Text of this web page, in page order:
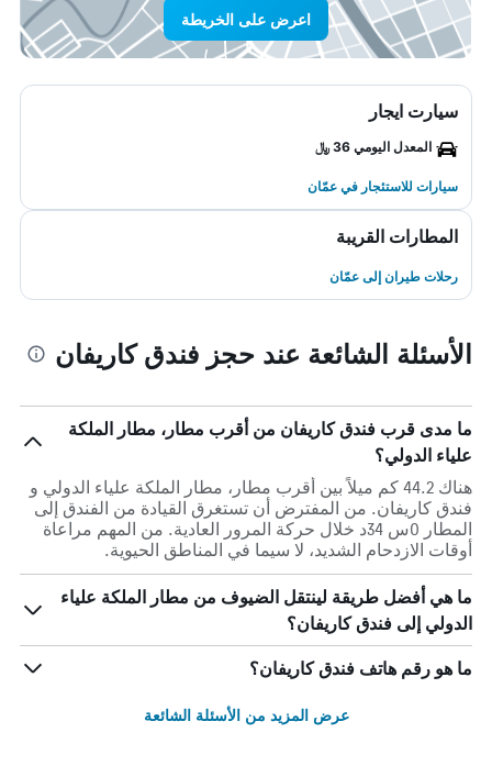
اعرض على الخريطة
سيارت ايجار
المعدل اليومي 36 ﷼
سيارات للاستئجار في عمّان
المطارات القريبة
رحلات طيران إلى عمّان
الأسئلة الشائعة عند حجز فندق كاريفان
ما مدى قرب فندق كاريفان من أقرب مطار، مطار الملكة
علياء الدولي؟
هناك 44.2 كم ميلاً بين أقرب مطار، مطار الملكة علياء الدولي و
فندق كاريفان. من المفترض أن تستغرق القيادة من الفندق إلى
المطار 0س 34د خلال حركة المرور العادية. من المهم مراعاة
أوقات الازدحام الشديد، لا سيما في المناطق الحيوية.
ما هي أفضل طريقة لينتقل الضيوف من مطار الملكة علياء
الدولي إلى فندق كاريفان؟
ما هو رقم هاتف فندق كاريفان؟
عرض المزيد من الأسئلة الشائعة